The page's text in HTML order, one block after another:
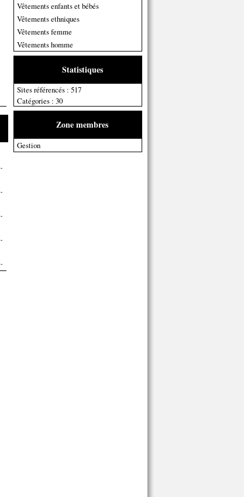
Vêtements enfants et bébés
Vêtements ethniques
Vêtements femme
Vêtements homme
Statistiques
Sites référencés : 517
Catégories : 30
Zone membres
Gestion